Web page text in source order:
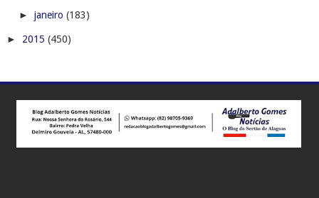
► janeiro (183)
► 2015 (450)